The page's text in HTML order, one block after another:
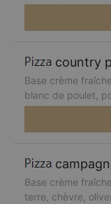
country
Base crème
blanc de poulet,
Base crème
terre, chèvre,